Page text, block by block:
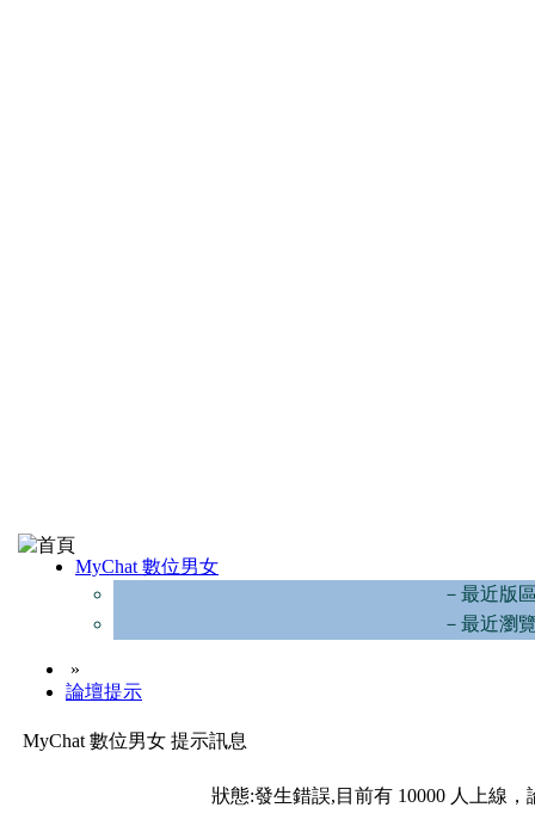
MyChat 數位男女
－最近版
－最近瀏
»
論壇提示
MyChat 數位男女 提示訊息
狀態:發生錯誤,目前有 10000 人上線